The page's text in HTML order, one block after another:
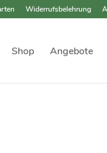
Widerrufsbelehrung
Shop Angebote